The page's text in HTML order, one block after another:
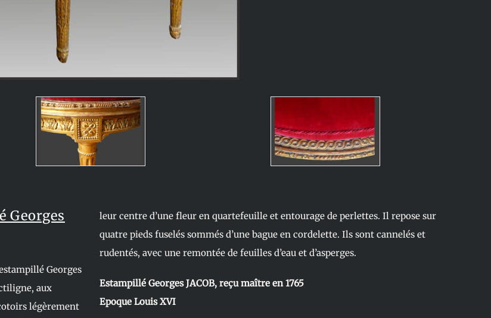
Georges
Georges
aux
légèrement
leur centre d’une fleur en quartefeuille et entourage de perlettes. Il repose sur
quatre pieds fuselés sommés d’une bague en cordelette. Ils sont cannelés et
rudentés, avec une remontée de feuilles d’eau et d’asperges.
Estampillé Georges JACOB, reçu maître en 1765
Epoque Louis XVI